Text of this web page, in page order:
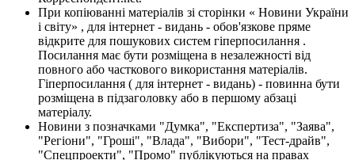
При копіюванні матеріалів зі сторінки « Новини України
і світу» , для інтернет - видань - обов'язкове пряме
відкрите для пошукових систем гіперпосилання .
Посилання має бути розміщена в незалежності від
повного або часткового використання матеріалів.
Гіперпосилання ( для інтернет - видань) - повинна бути
розміщена в підзаголовку або в першому абзаці
матеріалу.
Новини з позначками "Думка", "Експертиза", "Заява",
"Регіони", "Гроші", "Влада", "Вибори", "Тест-драйв",
"Спецпроекти", "Промо" публікуються на правах